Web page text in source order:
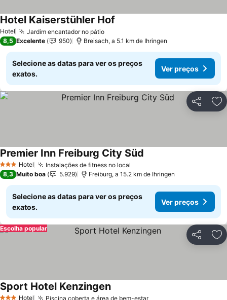
Hotel Jardim encantador no pátioVer preços
Hotel Kaiserstühler Hof
8,5 Excelente 950 Breisach, a 5.1 km de Ihringen
Selecione as datas para ver os preços
exatos.
Ver preços
Partilhar
3 EstrelasHotel Instalações de fitness no local
Premier Inn Freiburg City Süd
8,3 Muito boa 5.929 Freiburg, a 15.2 km de Ihringen
Selecione as datas para ver os preços
exatos.
Ver preços
Partilhar
Escolha popular
Hotel Piscina coberta e área de bem-estar
Sport Hotel KenzingenVer preços